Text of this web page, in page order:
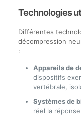
Technologies
Différentes
décompression
:
Appareils de
dispositifs
vertébrale,
Systèmes de
réel la